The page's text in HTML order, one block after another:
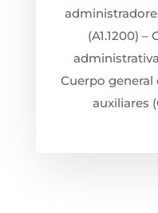
(A1.1200)
administrativa
Cuerpo
auxiliares